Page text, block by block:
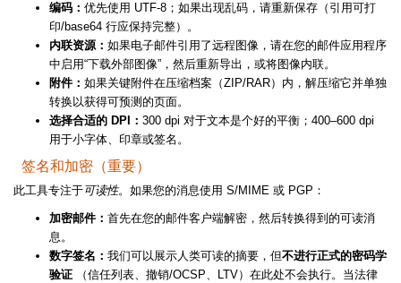
编码： 优先使用 UTF-8；如果出现乱码，请重新保存（引用可打
印/base64 行应保持完整）。
内联资源： 如果电子邮件引用了远程图像，请在您的邮件应用程序
中启用“下载外部图像”，然后重新导出，或将图像内联。
附件： 如果关键附件在压缩档案（ZIP/RAR）内，解压缩它并单独
转换以获得可预测的页面。
选择合适的 DPI： 300 dpi 对于文本是个好的平衡；400–600 dpi
用于小字体、印章或签名。
签名和加密（重要）
此工具专注于可读性。如果您的消息使用 S/MIME 或 PGP：
加密邮件： 首先在您的邮件客户端解密，然后转换得到的可读消
息。
数字签名： 我们可以展示人类可读的摘要，但不进行正式的密码学
验证 （信任列表、撤销/OCSP、LTV）在此处不会执行。当法律